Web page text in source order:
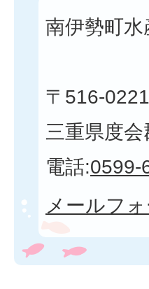
南伊勢町
〒516-0221
三重県度
電話:0599-
メールフ